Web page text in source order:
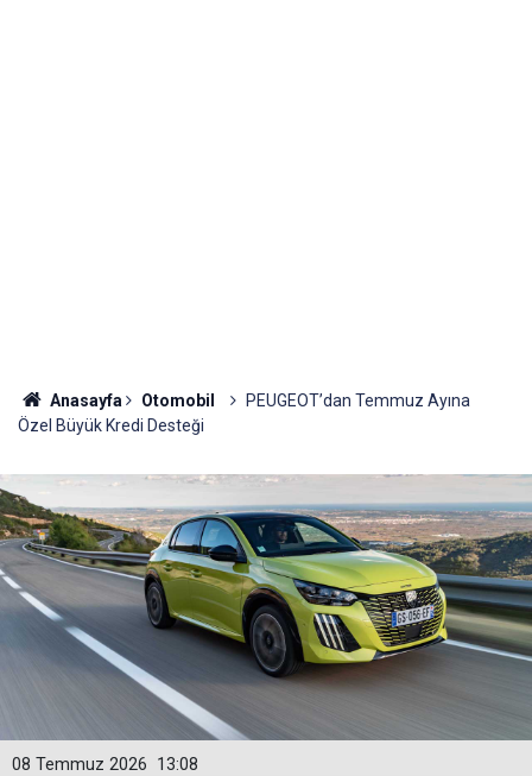
Anasayfa Otomobil
PEUGEOT’dan Temmuz Ayına
Özel Büyük Kredi Desteği
13:08
08 Temmuz 2026